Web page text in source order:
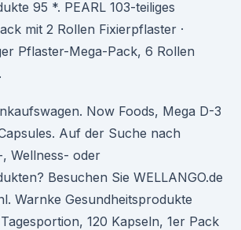
95 *. PEARL 103-teiliges
mit 2 Rollen Fixierpflaster ·
Pflaster-Mega-Pack, 6 Rollen
Now Foods, Mega D-3
Auf der Suche nach
Wellness- oder
Besuchen Sie WELLANGO.de
Warnke Gesundheitsprodukte
120 Kapseln, 1er Pack